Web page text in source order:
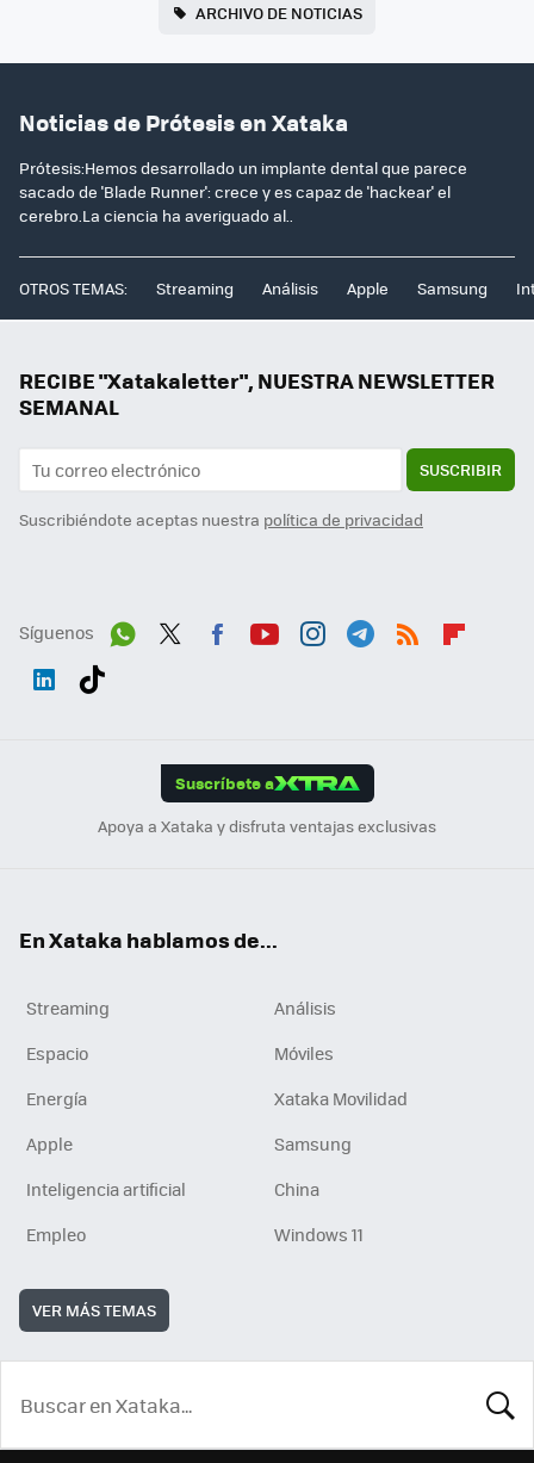
ARCHIVO DE NOTICIAS
Noticias de Prótesis en Xataka
Prótesis:Hemos desarrollado un implante dental que parece
sacado de 'Blade Runner': crece y es capaz de 'hackear' el
cerebro.La ciencia ha averiguado al..
OTROS TEMAS: Streaming Análisis Apple Samsung
RECIBE "Xatakaletter", NUESTRA NEWSLETTER
SEMANAL
SUSCRIBIR
Suscribiéndote aceptas nuestra política de privacidad
Síguenos
Suscríbete a
Apoya a Xataka y disfruta ventajas exclusivas
En Xataka hablamos de...
Streaming
Análisis
Espacio
Móviles
Energía
Xataka Movilidad
Apple
Samsung
Inteligencia artificial
China
Empleo
Windows 11
VER MÁS TEMAS